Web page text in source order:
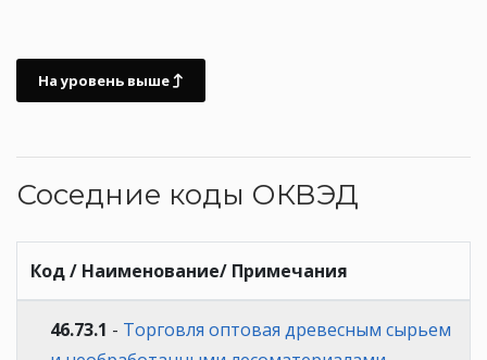
На уровень выше
Соседние коды ОКВЭД
Код / Наименование/ Примечания
46.73.1 - Торговля оптовая древесным сырьем